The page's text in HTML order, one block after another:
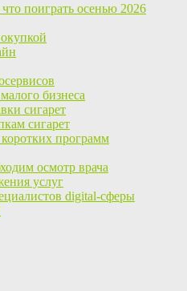
поиграть осенью 2026
бизнеса
сигарет
сигарет
программ
осмотр врача
услуг
digital-сферы